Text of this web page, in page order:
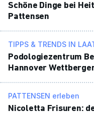
Schöne Dinge bei
Pattensen
TIPPS & TRENDS IN
Podo­lo­gie­zen­trum
Hannover
PATTENSEN erleben
Nico­letta Frisuren: